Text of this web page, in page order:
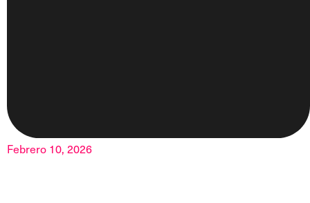
Febrero 10, 2026